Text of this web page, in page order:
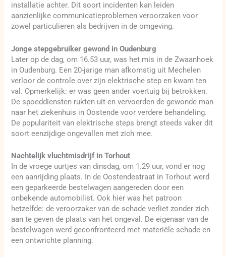
installatie achter. Dit soort incidenten kan leiden
aanzienlijke communicatieproblemen veroorzaken voor
zowel particulieren als bedrijven in de omgeving.
Jonge stepgebruiker gewond in Oudenburg
Later op de dag, om 16.53 uur, was het mis in de Zwaanhoek
in Oudenburg. Een 20-jarige man afkomstig uit Mechelen
verloor de controle over zijn elektrische step en kwam ten
val. Opmerkelijk: er was geen ander voertuig bij betrokken.
De spoeddiensten rukten uit en vervoerden de gewonde man
naar het ziekenhuis in Oostende voor verdere behandeling.
De populariteit van elektrische steps brengt steeds vaker dit
soort eenzijdige ongevallen met zich mee.
Nachtelijk vluchtmisdrijf in Torhout
In de vroege uurtjes van dinsdag, om 1.29 uur, vond er nog
een aanrijding plaats. In de Oostendestraat in Torhout werd
een geparkeerde bestelwagen aangereden door een
onbekende automobilist. Ook hier was het patroon
hetzelfde: de veroorzaker van de schade verliet zonder zich
aan te geven de plaats van het ongeval. De eigenaar van de
bestelwagen werd geconfronteerd met materiële schade en
een ontwrichte planning.